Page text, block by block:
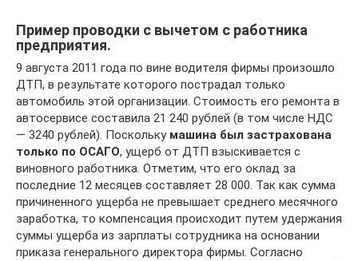
Пример проводки с вычетом с работника
предприятия.
9 августа 2011 года по вине водителя фирмы произошло
ДТП, в результате которого пострадал только
автомобиль этой организации. Стоимость его ремонта в
автосервисе составила 21 240 рублей (в том числе НДС
— 3240 рублей). Поскольку машина был застрахована
только по ОСАГО, ущерб от ДТП взыскивается с
виновного работника. Отметим, что его оклад за
последние 12 месяцев составляет 28 000. Так как сумма
причиненного ущерба не превышает среднего месячного
заработка, то компенсация происходит путем удержания
суммы ущерба из зарплаты сотрудника на основании
приказа генерального директора фирмы. Согласно